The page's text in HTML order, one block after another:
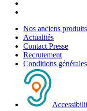
Nos anciens produits
Actualités
Contact Presse
Recrutement
Conditions